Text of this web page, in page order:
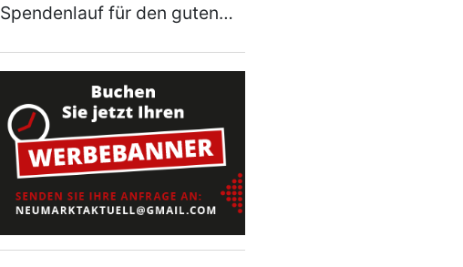
Spendenlauf für den guten
Motto „Gemeinsam laufen für
den guten Zweck“ hat die
Comenius-Schule der
Rummel…(mehr)